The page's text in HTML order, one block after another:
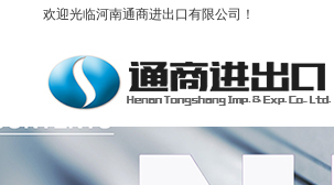
欢迎光临河南通商进出口有限公司！